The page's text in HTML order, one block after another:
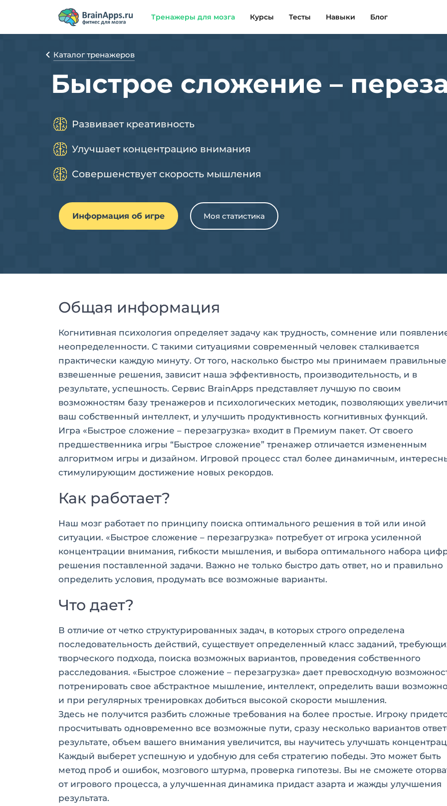
Тренажеры для мозга Курсы Тесты Навыки Блог
Каталог тренажеров
Быстрое сложение –
Развивает креативность
Улучшает концентрацию внимания
Совершенствует скорость мышления
Информация об игре Моя статистика
Общая информация
Когнитивная психология определяет задачу как трудность, сомнение или
неопределенности. С такими ситуациями современный человек сталкивается
практически каждую минуту. От того, насколько быстро мы принимаем
взвешенные решения, зависит наша эффективность, производительность, и в
результате, успешность. Сервис BrainApps представляет лучшую по своим
возможностям базу тренажеров и психологических методик, позволяющих
ваш собственный интеллект, и улучшить продуктивность когнитивных функций.
Игра «Быстрое сложение – перезагрузка» входит в Премиум пакет. От своего
предшественника игры “Быстрое сложение” тренажер отличается измененным
алгоритмом игры и дизайном. Игровой процесс стал более динамичным,
стимулирующим достижение новых рекордов.
Как работает?
Наш мозг работает по принципу поиска оптимального решения в той или иной
ситуации. «Быстрое сложение – перезагрузка» потребует от игрока усиленной
концентрации внимания, гибкости мышления, и выбора оптимального набора
решения поставленной задачи. Важно не только быстро дать ответ, но и правильно
определить условия, продумать все возможные варианты.
Что дает?
В отличие от четко структурированных задач, в которых строго определена
последовательность действий, существует определенный класс заданий,
творческого подхода, поиска возможных вариантов, проведения собственного
расследования. «Быстрое сложение – перезагрузка» дает превосходную
потренировать свое абстрактное мышление, интеллект, определить ваши
и при регулярных тренировках добиться высокой скорости мышления.
Здесь не получится разбить сложные требования на более простые. Игроку
просчитывать одновременно все возможные пути, сразу несколько вариантов
результате, объем вашего внимания увеличится, вы научитесь улучшать
Каждый выберет успешную и удобную для себя стратегию победы. Это может быть
метод проб и ошибок, мозгового штурма, проверка гипотезы. Вы не сможете
от игрового процесса, а улучшенная динамика придаст азарта и жажды улучшения
результата.